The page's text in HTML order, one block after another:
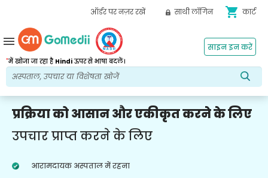
ऑर्डर पर नज़र रखें साथी लॉगिन shopping_cart कार्ट
*में खोजा जा रहा है Hindiऊपर से भाषा बदलें।
साइन इन करें
menu
प्रक्रिया को आसान और एकीकृत करने के लिए
उपचार प्राप्त करने के लिए
आरामदायक अस्पताल में रहना